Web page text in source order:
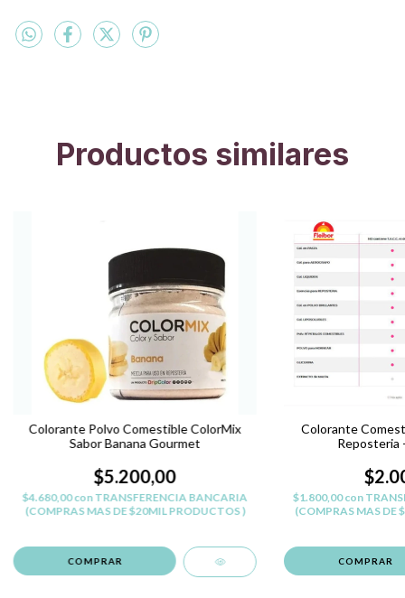
Productos similares
Colorante Polvo Comestible ColorMix
Sabor Banana Gourmet
$5.200,00
$4.680,00conTRANSFERENCIA BANCARIA
(COMPRAS MAS DE $20MIL PRODUCTOS )
Colorante
Reposteria
$1.800,00con
(COMPRAS MAS DE